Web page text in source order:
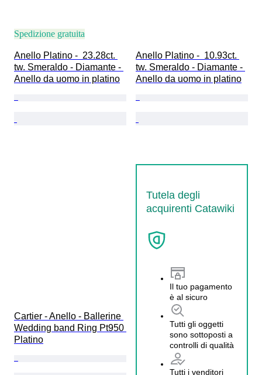
Spedizione gratuita
Anello Platino -  23.28ct.
tw. Smeraldo - Diamante -
Anello da uomo in platino
Anello Platino -  10.93ct.
tw. Smeraldo - Diamante -
Anello da uomo in platino
Cartier - Anello - Ballerine
Wedding band Ring Pt950
Platino
Tutela degli
acquirenti Catawiki
Il tuo pagamento
è al sicuro
Tutti gli oggetti
sono sottoposti a
controlli di qualità
Tutti i venditori